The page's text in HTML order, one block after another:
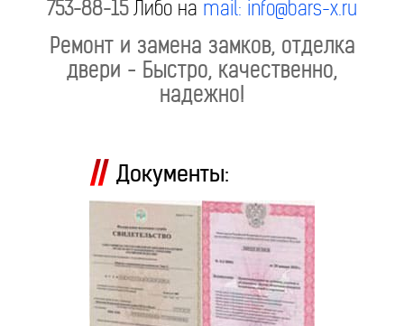
753-88-15Либо на mail: info@bars-x.ru
Ремонт и замена замков, отделка
двери - Быстро, качественно,
надежно!
Документы: